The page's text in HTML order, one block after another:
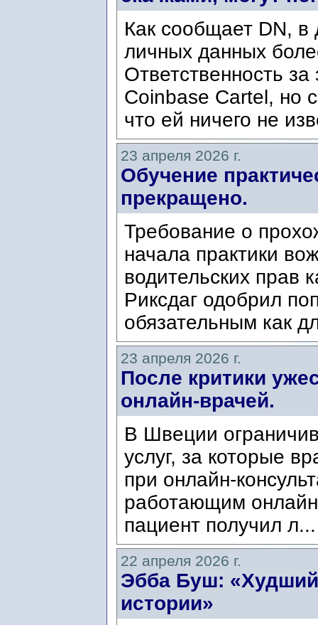
Как сообщает DN, в
личных данных
Ответственность за
Coinbase Cartel, но
что ей ничего не
23 апреля 2026 г.
Обучение
прекращено.
Требование о
начала практики
водительских прав
Риксдаг одобрил
обязательным как
23 апреля 2026 г.
После критики
онлайн-врачей.
В Швеции
услуг, за которые
при онлайн-
работающим
пациент получил
22 апреля 2026 г.
Эбба Буш: «Худший
истории»